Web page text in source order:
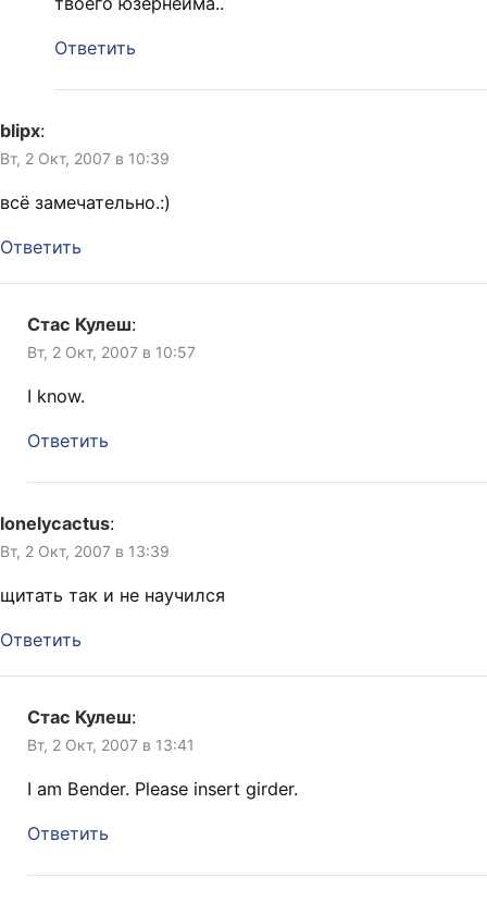
Ответить
blipx:
Вт, 2 Окт, 2007 в 10:39
всё замечательно.:)
Ответить
Стас Кулеш:
Вт, 2 Окт, 2007 в 10:57
I know.
Ответить
lonelycactus:
Вт, 2 Окт, 2007 в 13:39
щитать так и не научился
Ответить
Стас Кулеш:
Вт, 2 Окт, 2007 в 13:41
I am Bender. Please insert girder.
Ответить